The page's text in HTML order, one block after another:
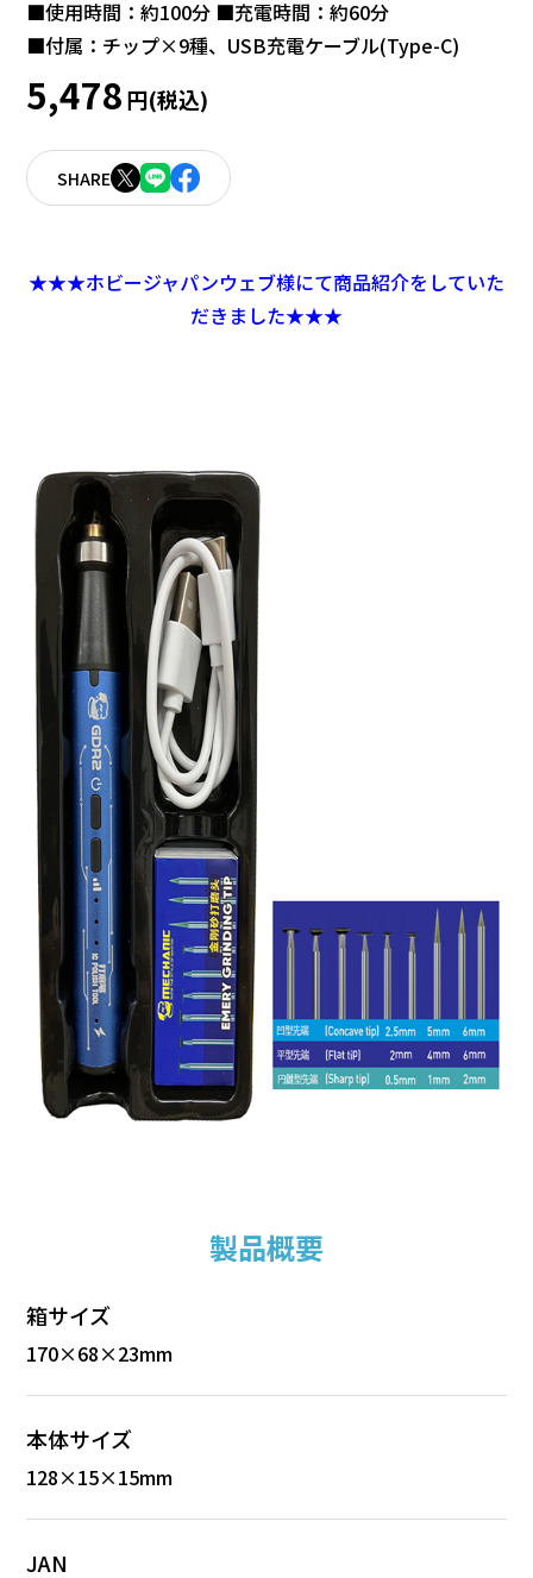
■使用時間：約100分 ■充電時間：約60分
■付属：チップ×9種、USB充電ケーブル(Type-C)
5,478円(税込)
SHARE
★★★ホビージャパンウェブ様にて商品紹介をしていた
だきました★★★
製品概要
箱サイズ
170×68×23mm
本体サイズ
128×15×15mm
JAN